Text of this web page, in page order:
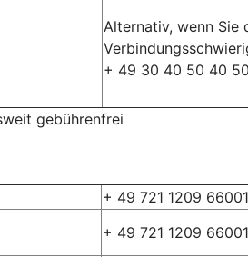
Alternativ, wenn Sie
+ 49 30 40 50 40 50
gebührenfrei
+ 49 721 1209 66001
+ 49 721 1209 66001